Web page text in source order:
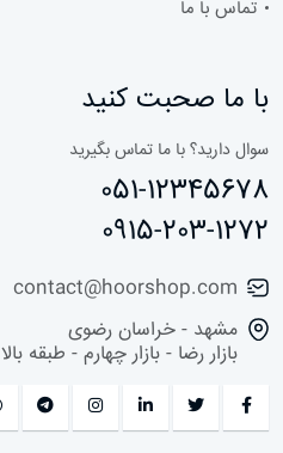
تماس با ما
با ما صحبت کنید
سوال دارید؟ با ما تماس بگیرید
051-12345678
0915-203-1272
contact@hoorshop.com
مشهد - خراسان رضوی
بازار رضا - بازار چهارم - طبقه بالا